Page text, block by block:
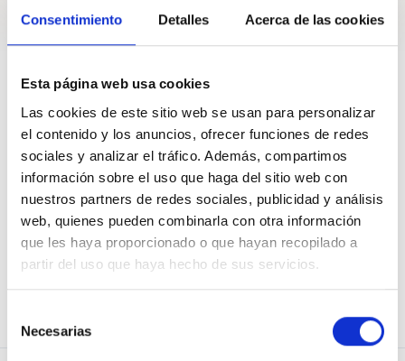
Consentimiento Detalles Acerca de las cookies
Esta página web usa cookies
Las cookies de este sitio web se usan para personalizar
el contenido y los anuncios, ofrecer funciones de redes
sociales y analizar el tráfico. Además, compartimos
información sobre el uso que haga del sitio web con
nuestros partners de redes sociales, publicidad y análisis
web, quienes pueden combinarla con otra información
que les haya proporcionado o que hayan recopilado a
partir del uso que haya hecho de sus servicios.
Necesarias
Galderak
A Asamblea de Madrid
SOS Atención Primaria. ¡Los médicos de familia y pediatras
reclamamos dignificar nuestra profesión y la atención a los
pacientes!
Pregunta deSOS Atención Primaria
2022 Aza. 22
5761Apoyos de 1500